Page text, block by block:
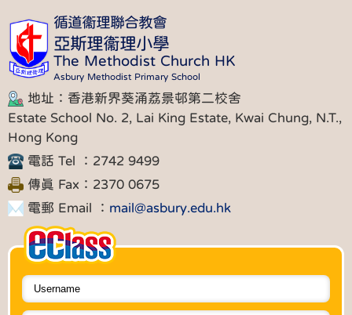
循道衞理聯合教會
亞斯理衞理小學
The Methodist Church HK
Asbury Methodist Primary School
地址：香港新界葵涌荔景邨第二校舍
Estate School No. 2, Lai King Estate, Kwai Chung, N.T.,
Hong Kong
電話 Tel ：2742 9499
傳真 Fax：2370 0675
電郵 Email ： mail@asbury.edu.hk